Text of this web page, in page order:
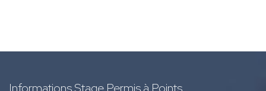
Informations Stage Permis à Points